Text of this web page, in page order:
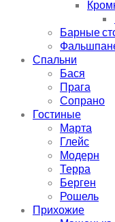
Барные
Спальни
Бася
Прага
Сопрано
Гостиные
Марта
Глейс
Модерн
Терра
Берген
Рошель
Прихожие